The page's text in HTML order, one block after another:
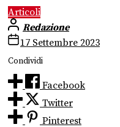
Articoli
Redazione
17 Settembre 2023
Condividi
Facebook
Twitter
Pinterest